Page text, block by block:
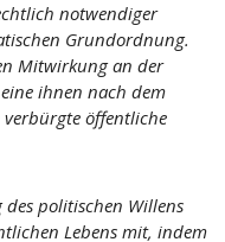
notwendiger
Grundordnung.
Mitwirkung an der
ihnen nach dem
öffentliche
politischen Willens
Lebens mit, indem